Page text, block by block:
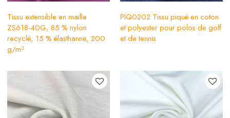
Tissu extensible en maille
ZS618-40G, 85 % nylon
recyclé, 15 % élasthanne, 200
g/m²
PIQ0202 Tissu piqué en coton
et polyester pour polos de golf
et de tennis